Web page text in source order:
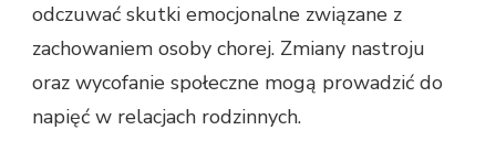
odczuwać skutki emocjonalne związane z
zachowaniem osoby chorej. Zmiany nastroju
oraz wycofanie społeczne mogą prowadzić do
napięć w relacjach rodzinnych.